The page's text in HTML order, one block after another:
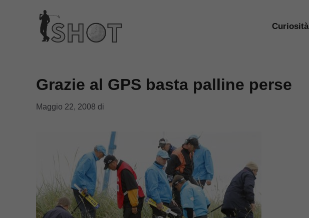
contenuto
Curiosità
Grazie al GPS basta palline perse
Maggio 22, 2008 di